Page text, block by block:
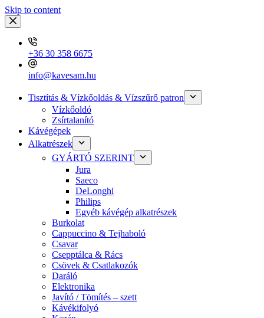
Skip to content
+36 30 358 6675
info@kavesam.hu
Tisztítás & Vízkőoldás & Vízszűrő patron
Vízkőoldó
Zsírtalanító
Kávégépek
Alkatrészek
GYÁRTÓ SZERINT
Jura
Saeco
DeLonghi
Philips
Egyéb kávégép alkatrészek
Burkolat
Cappuccino & Tejhaboló
Csavar
Csepptálca & Rács
Csövek & Csatlakozók
Daráló
Elektronika
Javító / Tömítés – szett
Kávékifolyó